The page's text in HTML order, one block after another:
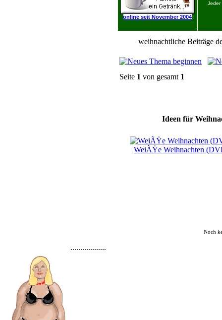
..................
online seit November 2004
Jeder
weihnachtliche Beiträge
Seite 1 von gesamt 1
Ideen für
WeiÃŸe Weihnachten
Noch